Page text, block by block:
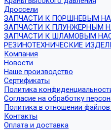
Дроссели
ЗАПЧАСТИ К ПОРШНЕВЫМ
ЗАПЧАСТИ К ПЛУНЖЕРНЫМ
ЗАПЧАСТИ К ШЛАМОВЫМ
РЕЗИНОТЕХНИЧЕСКИЕ
Компания
Новости
Наше производство
Сертификаты
Политика
Согласие на обработку
Политика в отношении
Контакты
Оплата и доставка